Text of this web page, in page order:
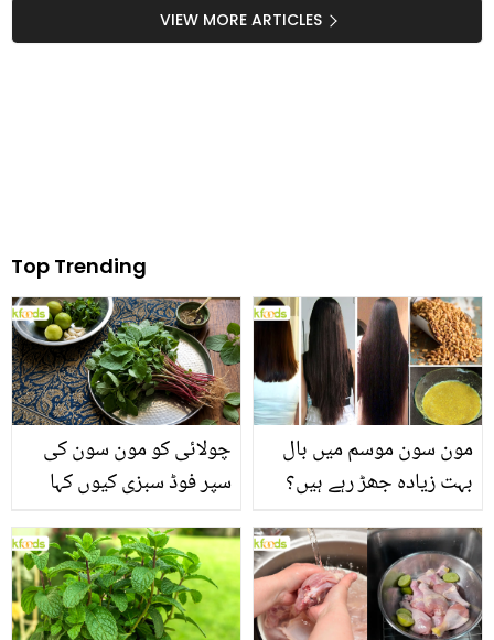
بھی استعمال کئے بغیر نہیں
رہ سکیں گے
والد کی موت یاد کر کے رو
پڑیں
VIEW MORE ARTICLES
Top Trending
چولائی کو مون سون کی
سپر فوڈ سبزی کیوں کہا
منرلز اور اینٹی آکسیڈنٹس
سے بھرپور اس سبزی کے
فائدے
مون سون موسم میں بال
بہت زیادہ جھڑ رہے ہیں؟
بنانے کے چند قدرتی طریقے